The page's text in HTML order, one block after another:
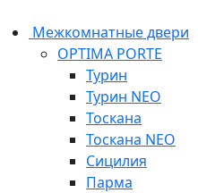
Межкомнатные двери
OPTIMA PORTE
Турин
Турин NEO
Тоскана
Тоскана NEO
Сицилия
Парма